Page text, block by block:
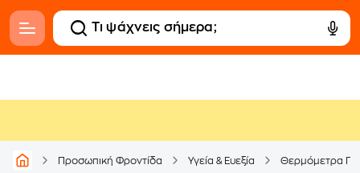
Προσωπική Φροντίδα Υγεία & Ευεξία Θερμόμετρα